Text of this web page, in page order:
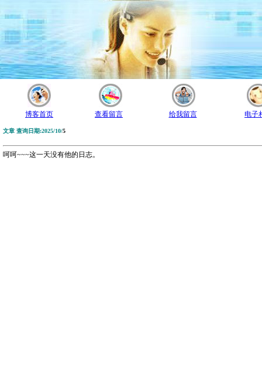
博客首页 查看留言 给我留言 电子
文章 查询日期:2025/10/5
呵呵~~~这一天没有他的日志。